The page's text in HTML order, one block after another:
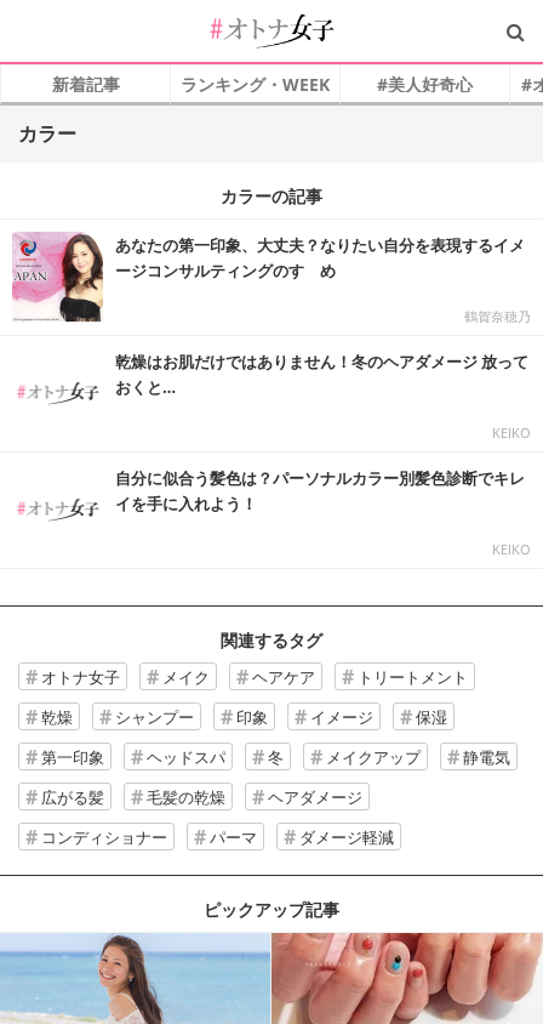
新着記事 ランキング・WEEK #美人好奇心 #
カラー
カラーの記事
あなたの第一印象、大丈夫？なりたい自分を表現するイメ
ージコンサルティングのすゝめ
鶴賀奈穂乃
乾燥はお肌だけではありません！冬のヘアダメージ 放って
おくと…
KEIKO
自分に似合う髪色は？パーソナルカラー別髪色診断でキレ
イを手に入れよう！
KEIKO
関連するタグ
オトナ女子 メイク ヘアケア
トリートメント
乾燥
シャンプー 印象 イメージ
保湿
第一印象
ヘッドスパ 冬 メイクアップ
静電気
広がる髪
毛髪の乾燥
ヘアダメージ
コンディショナー
パーマ ダメージ軽減
ピックアップ記事